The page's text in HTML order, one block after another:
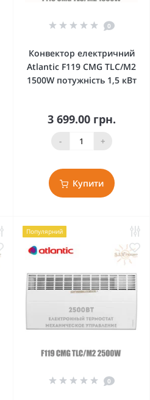
0
Конвектор електричний
Atlantic F119 CMG TLC/M2
1500W потужність 1,5 кВт
3 699.00 грн.
- +
Купити
Популярний
0